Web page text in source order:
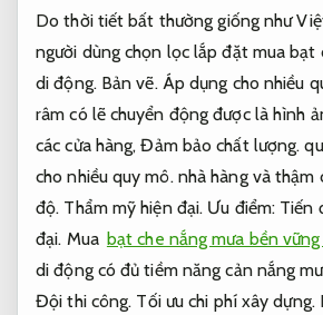
Do thời tiết bất thường giống như
người dùng chọn lọc lắp đặt mua bạt
di động. Bản vẽ. Áp dụng cho nhiều
râm có lẽ chuyển động được là hình
các cửa hàng,Đảm bảo chất lượng.
cho nhiều quy mô.nhà hàng và thậm
độ. Thẩm mỹ hiện đại. Ưu điểm: Tiến
đại. Mua bạt che nắng mưa bền
di động có đủ tiềm năng cản nắng
Đội thi công. Tối ưu chi phí xây dựng.